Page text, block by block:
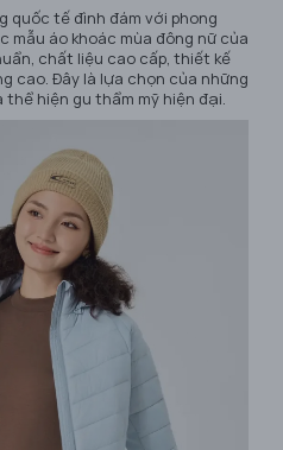
quốc tế đình đám với phong
mẫu áo khoác mùa đông nữ của
chất liệu cao cấp, thiết kế
cao. Đây là lựa chọn của những
hiện gu thẩm mỹ hiện đại.